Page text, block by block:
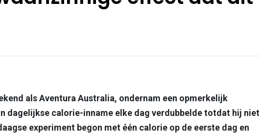
als Aventura Australia, ondernam een opmerkelijk
dagelijkse calorie-inname elke dag verdubbelde totdat hij niet
experiment begon met één calorie op de eerste dag en